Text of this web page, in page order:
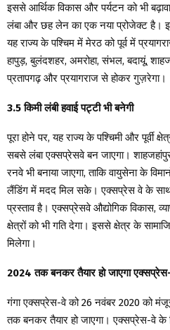
इससे आर्थिक विकास और पर्यटन को भी
लंबा और छह लेन का एक नया प्रोजेक्ट है। इसे
यह राज्य के पश्चिम में मेरठ को पूर्व में
हापुड़, बुलंदशहर, अमरोहा, संभल, बदायूं,
प्रतापगढ़ और प्रयागराज से होकर गुज़रेगा।
3.5 किमी लंबी हवाई पट्टी भी बनेगी
पूरा होने पर, यह राज्य के पश्चिमी और पूर्वी
सबसे लंबा एक्सप्रेसवे बन जाएगा।
रनवे भी बनाया जाएगा, ताकि वायुसेना के
लैंडिंग में मदद मिल सके। एक्सप्रेस वे के साथ
प्रस्ताव है। एक्सप्रेसवे औद्योगिक विकास,
क्षेत्रों को भी गति देगा। इससे क्षेत्र के
मिलेगा।
2024 तक बनकर तैयार हो जाएगा
गंगा एक्सप्रेस-वे को 26 नवंबर 2020 को
तक बनकर तैयार हो जाएगा। एक्सप्रेस-वे